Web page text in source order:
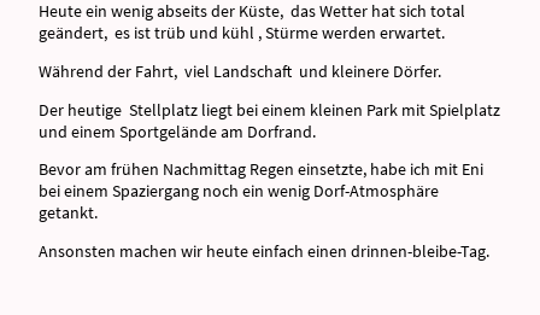
Heute ein wenig abseits der Küste, das Wetter hat sich total
geändert, es ist trüb und kühl , Stürme werden erwartet.
Während der Fahrt, viel Landschaft und kleinere Dörfer.
Der heutige Stellplatz liegt bei einem kleinen Park mit Spielplatz
und einem Sportgelände am Dorfrand.
Bevor am frühen Nachmittag Regen einsetzte, habe ich mit Eni
bei einem Spaziergang noch ein wenig Dorf-Atmosphäre
getankt.
Ansonsten machen wir heute einfach einen drinnen-bleibe-Tag.